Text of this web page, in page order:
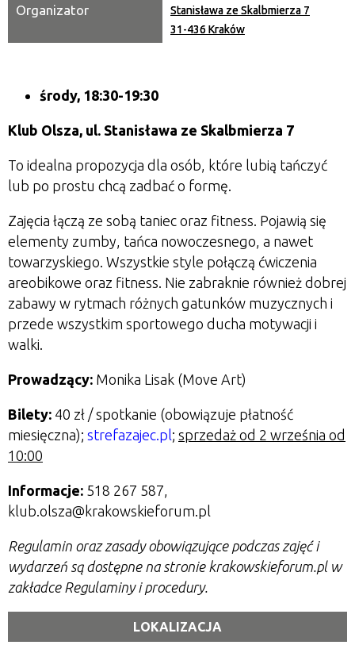
Organizator
Stanisława ze Skalbmierza 7
31-436 Kraków
środy, 18:30-19:30
Klub Olsza, ul. Stanisława ze Skalbmierza 7
To idealna propozycja dla osób, które lubią tańczyć
lub po prostu chcą zadbać o formę.
Zajęcia łączą ze sobą taniec oraz fitness. Pojawią się
elementy zumby, tańca nowoczesnego, a nawet
towarzyskiego. Wszystkie style połączą ćwiczenia
areobikowe oraz fitness. Nie zabraknie również dobrej
zabawy w rytmach różnych gatunków muzycznych i
przede wszystkim sportowego ducha motywacji i
walki.
Prowadzący: Monika Lisak (Move Art)
Bilety: 40 zł / spotkanie (obowiązuje płatność
miesięczna); strefazajec.pl; sprzedaż od 2 września od
10:00
Informacje: 518 267 587,
klub.olsza@krakowskieforum.pl
Regulamin oraz zasady obowiązujące podczas zajęć i
wydarzeń są dostępne na stronie krakowskieforum.pl w
zakładce Regulaminy i procedury.
LOKALIZACJA